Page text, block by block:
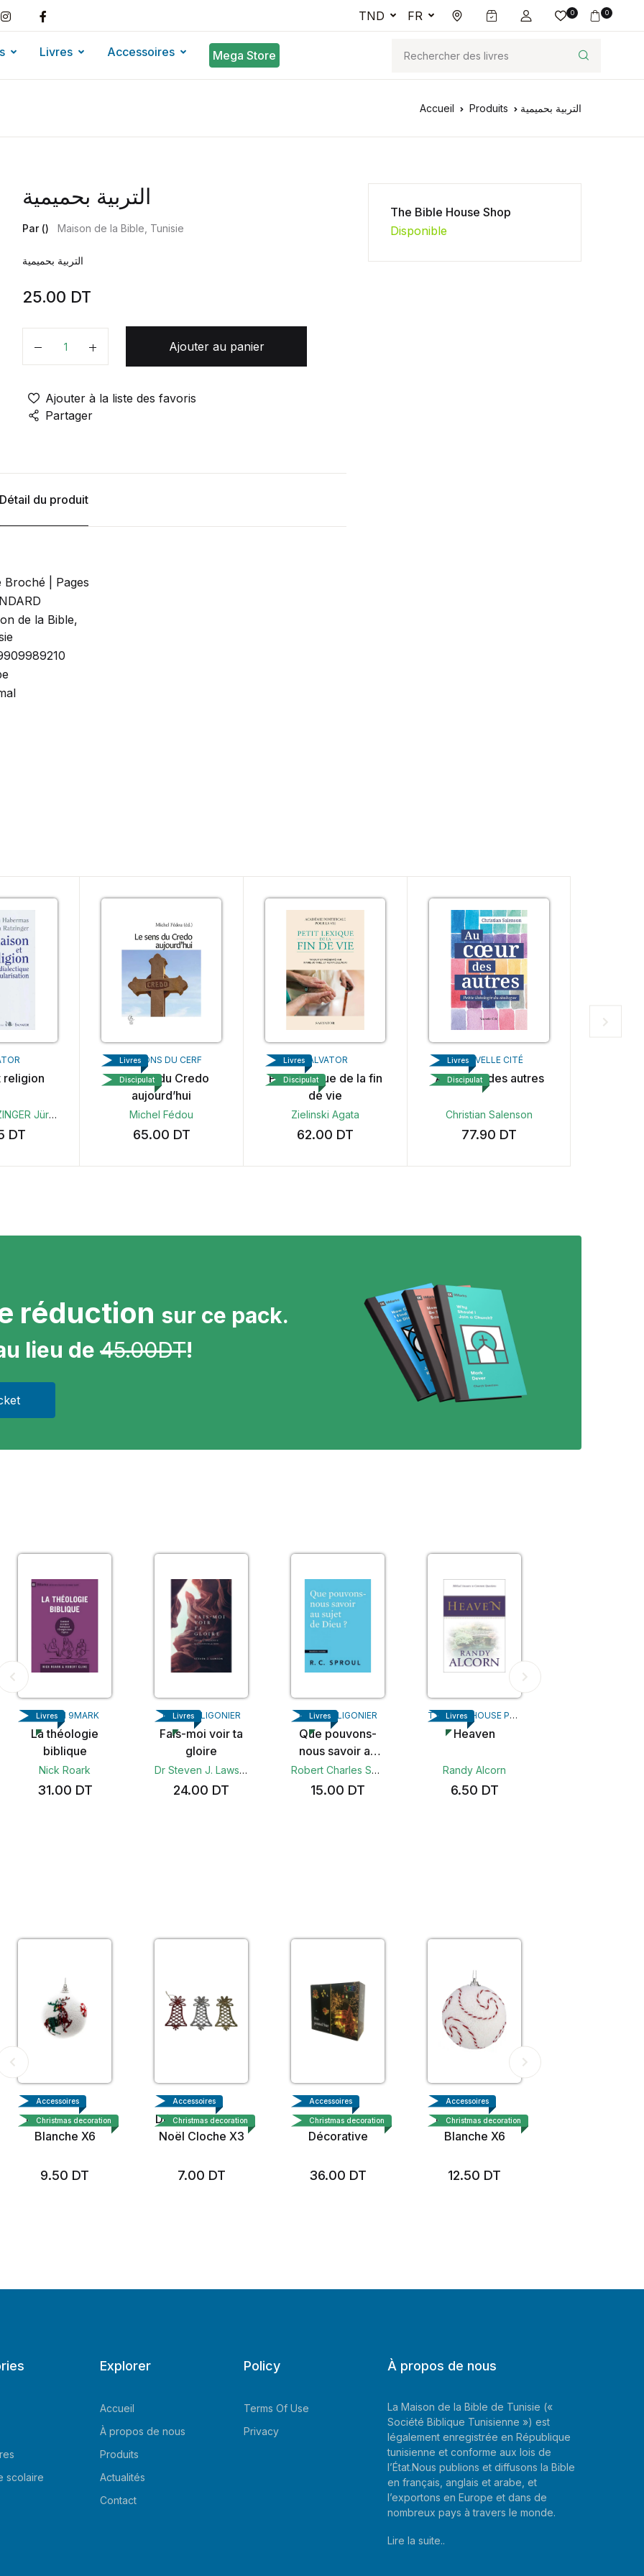
TND FR 0 0
Livres Accessoires Mega Store
Accueil Produits التربية بحميمية
التربية بحميمية
Par () Maison de la Bible, Tunisie
التربية بحميمية
25.00 DT
Quantité
Ajouter au panier
Ajouter à la liste des favoris
Partager
Détail du produit
Broché | Pages
de la Bible,
The Bible House Shop
Disponible
religion
Jürgen Habermas
DT
ÉDITIONS DU CERF
Le sens du Credo
aujourd’hui
Michel Fédou
65.00 DT
Livres
Discipulat
SALVATOR
Petit lexique de la fin
de vie
Zielinski Agata
62.00 DT
Livres
Discipulat
NOUVELLE CITÉ
Au coeur des autres
Christian Salenson
77.90 DT
Livres
Discipulat
réduction sur ce pack.
lieu de 45.00DT!
EDITION 9MARK
La théologie
biblique
Nick Roark
31.00 DT
Livres EDITION LIGONIER
Fais-moi voir ta
gloire
Dr Steven J. Lawson
24.00 DT
Livres EDITION LIGONIER
Que pouvons-
nous savoir au
sujet de Dieu?Robert Charles Sproul
15.00 DT
Livres TYNDALE HOUSE PUBLISHERS
Heaven
Randy Alcorn
6.50 DT
Livres
Boule de Noel
Blanche X6
9.50 DT
Accessoires
Christmas decoration
Décoration Sapin
Noël Cloche X3
7.00 DT
Accessoires
Christmas decoration
Ruban LED
Décorative
36.00 DT
Accessoires
Christmas decoration
Boule de Noel
Blanche X6
12.50 DT
Accessoires
Christmas decoration
scolaire
Explorer
Accueil
À propos de nous
Produits
Actualités
Contact
Policy
Terms Of Use
Privacy
À propos de nous
La Maison de la Bible de Tunisie («
Société Biblique Tunisienne ») est
légalement enregistrée en République
tunisienne et conforme aux lois de
l’État.Nous publions et diffusons la Bible
en français, anglais et arabe, et
l’exportons en Europe et dans de
nombreux pays à travers le monde.
Lire la suite..